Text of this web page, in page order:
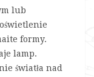
lub
formy.
lamp.
światła nad